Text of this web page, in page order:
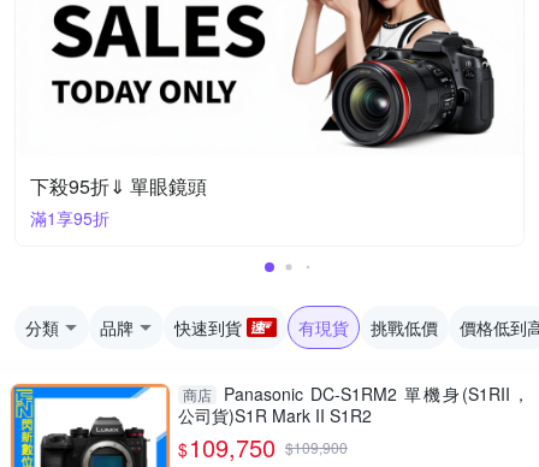
下殺95折⇓ 單眼鏡頭
滿1享95折
分類 品牌 快速到貨 有現貨 挑戰低價 價格低到
商店
Panasonic DC-S1RM2 單機身(S1RII，
公司貨)S1R Mark II S1R2
$109,750 $109,900